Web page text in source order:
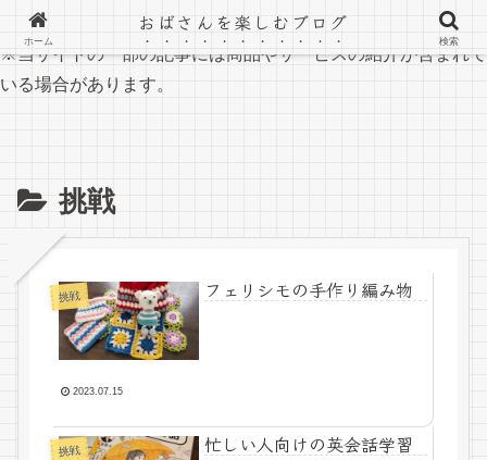
※当サイトの一部の記事には商品やサービスの紹介が含まれて
いる場合があります。
挑戦
挑戦 フェリシモの手作り編み物
2023.07.15
挑戦 忙しい人向けの英会話学習
ホーム
おばさんを楽しむブログ
検索